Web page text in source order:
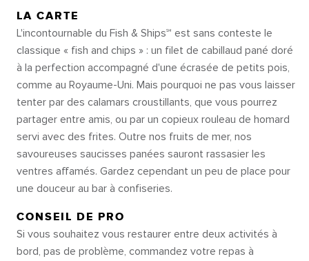
LA CARTE
L'incontournable du Fish & Ships℠ est sans conteste le
classique « fish and chips » : un filet de cabillaud pané doré
à la perfection accompagné d'une écrasée de petits pois,
comme au Royaume-Uni. Mais pourquoi ne pas vous laisser
tenter par des calamars croustillants, que vous pourrez
partager entre amis, ou par un copieux rouleau de homard
servi avec des frites. Outre nos fruits de mer, nos
savoureuses saucisses panées sauront rassasier les
ventres affamés. Gardez cependant un peu de place pour
une douceur au bar à confiseries.
CONSEIL DE PRO
Si vous souhaitez vous restaurer entre deux activités à
bord, pas de problème, commandez votre repas à